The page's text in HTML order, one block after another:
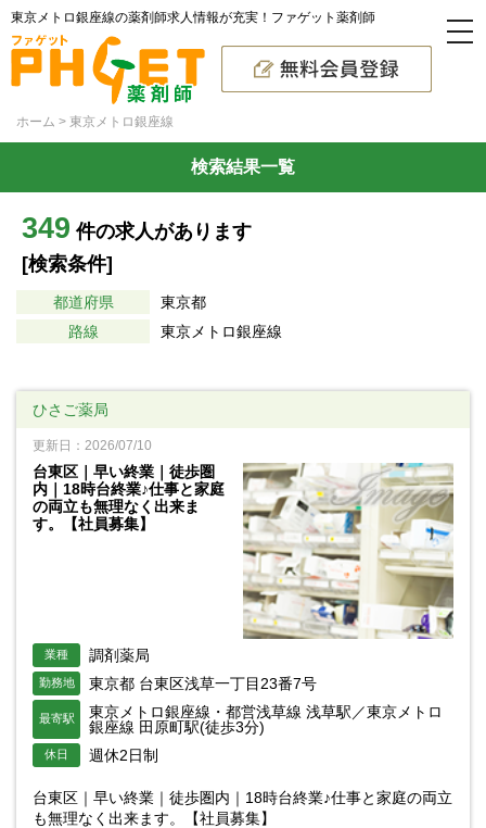
東京メトロ銀座線の薬剤師求人情報が充実！ファゲット薬剤師
ホーム 東京メトロ銀座線
検索結果一覧
349 件の求人があります
[検索条件]
都道府県
東京都
路線
東京メトロ銀座線
ひさご薬局
更新日：2026/07/10
台東区｜早い終業｜徒歩圏
内｜18時台終業♪仕事と家庭
の両立も無理なく出来ま
す。【社員募集】
業種 調剤薬局
勤務地 東京都 台東区浅草一丁目23番7号
最寄駅
東京メトロ銀座線・都営浅草線 浅草駅／東京メトロ
銀座線 田原町駅(徒歩3分)
休日 週休2日制
台東区｜早い終業｜徒歩圏内｜18時台終業♪仕事と家庭の両立
も無理なく出来ます。【社員募集】